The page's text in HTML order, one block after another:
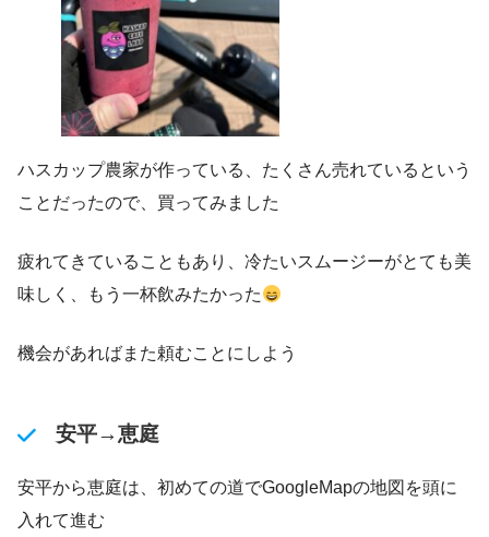
ハスカップ農家が作っている、たくさん売れているという
ことだったので、買ってみました
疲れてきていることもあり、冷たいスムージーがとても美
味しく、もう一杯飲みたかった
機会があればまた頼むことにしよう
安平→恵庭
安平から恵庭は、初めての道でGoogleMapの地図を頭に
入れて進む